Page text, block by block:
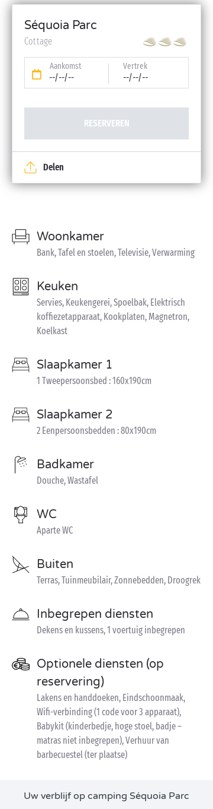
Séquoia Parc
Cottage
Aankomst
--/--/--
Vertrek
--/--/--
RESERVEREN
Delen
Woonkamer
Bank, Tafel en stoelen, Televisie, Verwarming
Keuken
Servies, Keukengerei, Spoelbak, Elektrisch
koffiezetapparaat, Kookplaten, Magnetron,
Koelkast
Slaapkamer 1
1 Tweepersoonsbed : 160x190cm
Slaapkamer 2
2 Eenpersoonsbedden : 80x190cm
Badkamer
Douche, Wastafel
WC
Aparte WC
Buiten
Terras, Tuinmeubilair, Zonnebedden, Droogrek
Inbegrepen diensten
Dekens en kussens, 1 voertuig inbegrepen
Optionele diensten (op
reservering)
Lakens en handdoeken, Eindschoonmaak,
Wifi-verbinding (1 code voor 3 apparaat),
Babykit (kinderbedje, hoge stoel, badje –
matras niet inbegrepen), Verhuur van
barbecuestel (ter plaatse)
Uw verblijf op camping Séquoia Parc